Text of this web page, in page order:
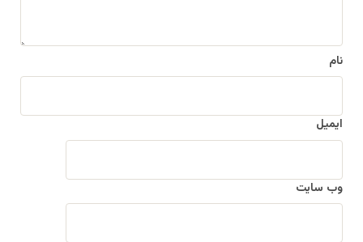
نام
ایمیل
وب‌ سایت